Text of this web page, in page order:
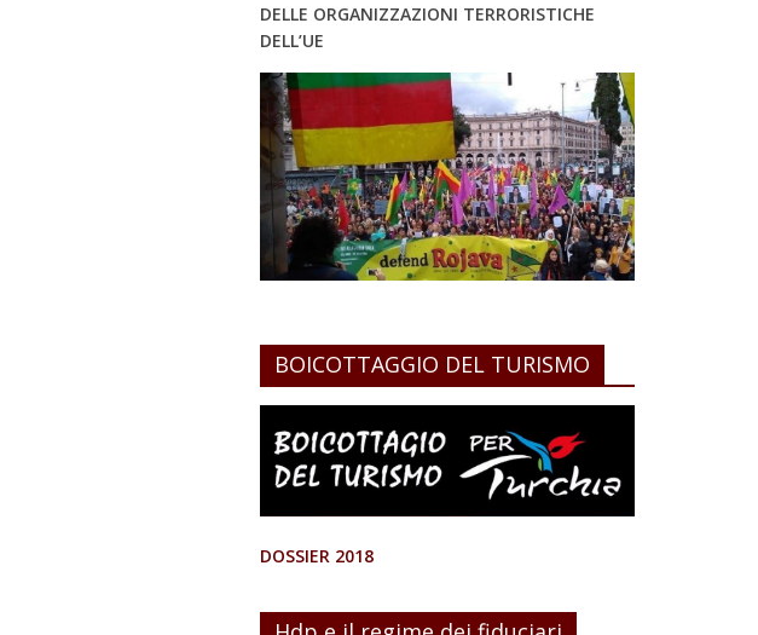
DELLE ORGANIZZAZIONI TERRORISTICHE
DELL’UE
BOICOTTAGGIO DEL TURISMO
DOSSIER 2018